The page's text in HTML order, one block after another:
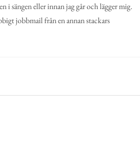
i sängen eller innan jag går och lägger mig.
jobbmail från en annan stackars